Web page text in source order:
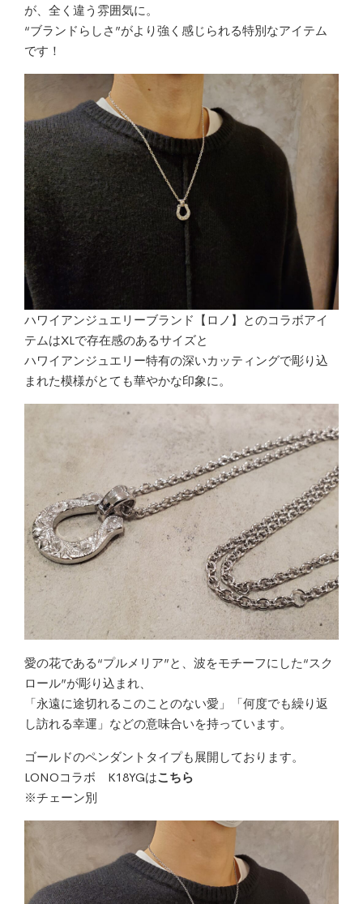
が、全く違う雰囲気に。
“ブランドらしさ”がより強く感じられる特別なアイテム
です！
ハワイアンジュエリーブランド【ロノ】とのコラボアイ
テムはXLで存在感のあるサイズと
ハワイアンジュエリー特有の深いカッティングで彫り込
まれた模様がとても華やかな印象に。
愛の花である“プルメリア”と、波をモチーフにした“スク
ロール”が彫り込まれ、
「永遠に途切れるこのことのない愛」「何度でも繰り返
し訪れる幸運」などの意味合いを持っています。
ゴールドのペンダントタイプも展開しております。
LONOコラボ K18YGはこちら
※チェーン別